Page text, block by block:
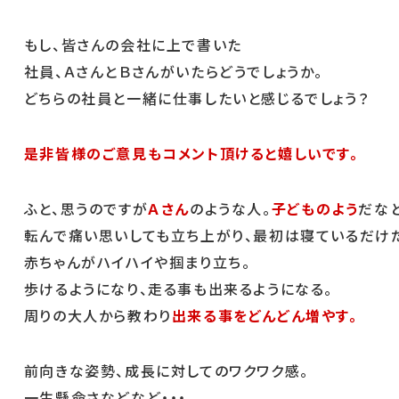
もし、皆さんの会社に上で書いた
社員、ＡさんとＢさんがいたらどうでしょうか。
どちらの社員と一緒に仕事したいと感じるでしょう？
是非皆様のご意見もコメント頂けると嬉しいです。
ふと、思うのですがＡさんのような人。子どものようだな
転んで痛い思いしても立ち上がり、最初は寝ているだけ
赤ちゃんがハイハイや掴まり立ち。
歩けるようになり、走る事も出来るようになる。
周りの大人から教わり出来る事をどんどん増やす。
前向きな姿勢、成長に対してのワクワク感。